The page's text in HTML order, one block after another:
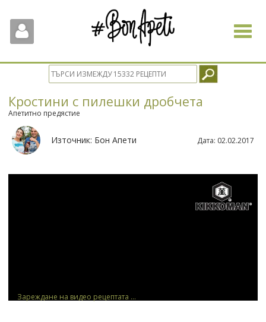
Toggle
Кростини с пилешки дробчета
Апетитно предястие
Източник: Бон Апети Дата: 02.02.2017
Зареждане на видео рецептата ...